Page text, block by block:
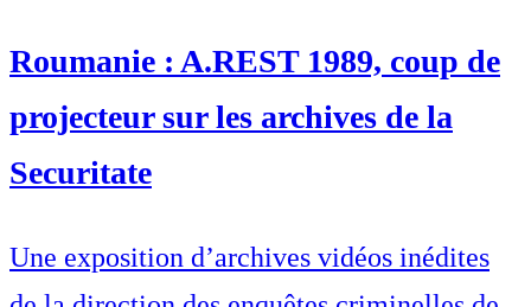
Roumanie : A.REST 1989, coup de
projecteur sur les archives de la
Securitate
Une exposition d’archives vidéos inédites